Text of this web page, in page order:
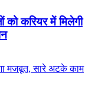
को करियर में मिलेगी